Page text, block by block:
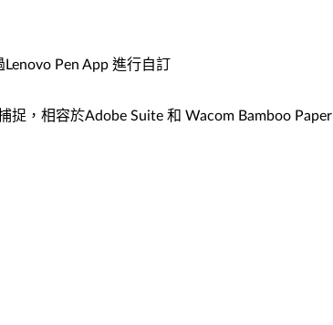
Pen App 進行自訂
捉，相容於Adobe Suite 和 Wacom Bamboo Paper